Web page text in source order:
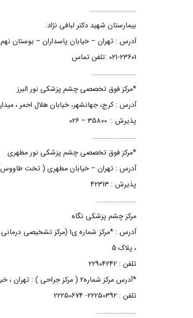
………………………….
بیمارستان شهید دکتر لبافی نژاد:
آدرس : تهران – خيابان پاسداران – بوستان نهم
021-23601 :تلفن تماس
…………………………
*مرکز فوق تخصصی چشم پزشکی نور البرز
آدرس : کرج، جهانشهر، خیابان هلال احمر ،
پذیرش : 35800 – 026
………………………..
*مرکز فوق تخصصی چشم پزشکی نور مطهری
آدرس : تهران – خیابان مطهری ( تخت طاووس) –
پذیرش : 42313
……………………..
مرکز چشم پزشکی نگاه
آدرس : *مرکز شماره ی1
، پلاک 5
تلفن : 22904242
*آدرس مرکز شماره2 ( مرکز جراحی ) : تهران ، خیابان میرداماد ، جنب برج آرین ، پلاک 170
تلفن : 22250392- 22250674
……………………..